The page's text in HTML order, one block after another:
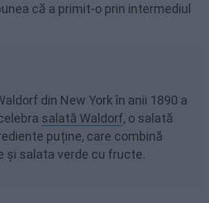
că a primit-o prin intermediul
din New York în anii 1890 a
salată Waldorf, o salată
puține, care combină
și salata verde cu fructe.